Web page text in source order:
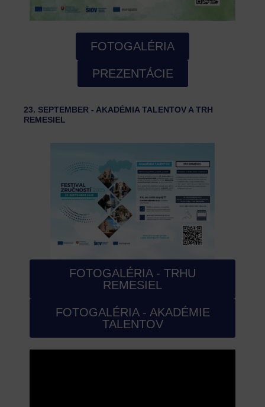
FOTOGALÉRIA
PREZENTÁCIE
23. SEPTEMBER - AKADÉMIA TALENTOV A TRH
REMESIEL
FOTOGALÉRIA - TRHU
REMESIEL
FOTOGALÉRIA - AKADÉMIE
TALENTOV